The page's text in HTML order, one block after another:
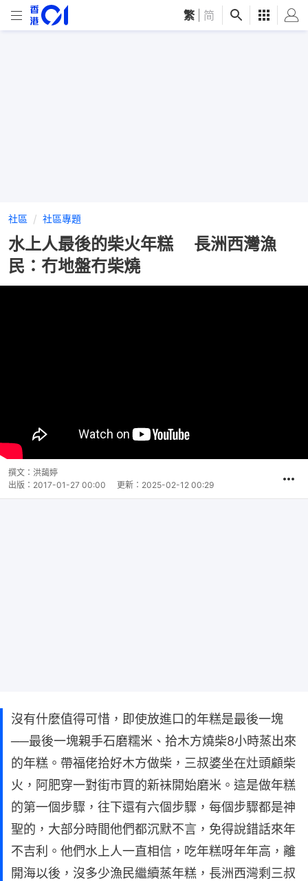
繁 简
社區 社區專題
水上人最後的柴火年糕 長洲西灣漁
民：冇地盤冇柴燒
撰文： 洪藹婷
出版： 2017-01-27 00:00 更新： 2025-02-12 00:29
沒有什麼值得可惜，即使放進口的年糕是最後一塊
──最後一塊親手石磨糯米、拾木方燒柴8小時蒸出來
的年糕。帶福佬拾好木方做柴，三叔婆坐在灶頭顧柴
火，阿肥穿一對街市買的新袜開始磨米。這是做年糕
的第一個步驟，往下還有六個步驟，每個步驟都是神
聖的，大部分時間他們都沉默不言，免得說錯話來年
不吉利。他們水上人一直相信，吃年糕呀年年高，離
開海以後，沒多少漁民繼續蒸年糕，長洲西灣剩三叔